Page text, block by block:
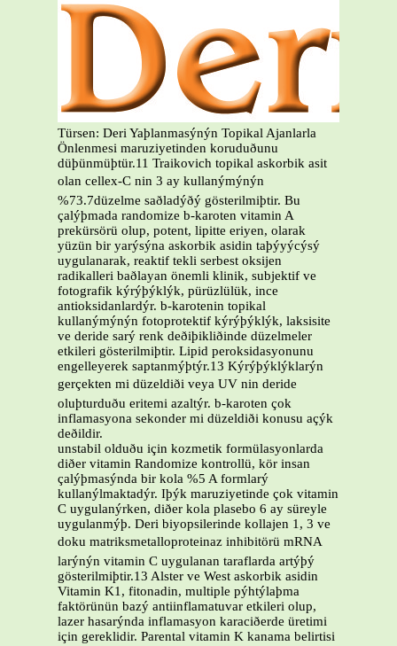
Türsen: Deri Yaþlanmasýnýn Topikal Ajanlarla
Önlenmesi maruziyetinden koruduðunu
düþünmüþtür.11 Traikovich topikal askorbik asit
olan cellex-C nin 3 ay kullanýmýnýn
%73.7düzelme saðladýðý gösterilmiþtir. Bu
çalýþmada randomize b-karoten vitamin A
prekürsörü olup, potent, lipitte eriyen, olarak
yüzün bir yarýsýna askorbik asidin taþýyýcýsý
uygulanarak, reaktif tekli serbest oksijen
radikalleri baðlayan önemli klinik, subjektif ve
fotografik kýrýþýklýk, pürüzlülük, ince
antioksidanlardýr. b-karotenin topikal
kullanýmýnýn fotoprotektif kýrýþýklýk, laksisite
ve deride sarý renk deðiþikliðinde düzelmeler
etkileri gösterilmiþtir. Lipid peroksidasyonunu
engelleyerek saptanmýþtýr.13 Kýrýþýklýklarýn
gerçekten mi düzeldiði veya UV nin deride
oluþturduðu eritemi azaltýr. b-karoten çok
inflamasyona sekonder mi düzeldiði konusu açýk
deðildir.
unstabil olduðu için kozmetik formülasyonlarda
diðer vitamin Randomize kontrollü, kör insan
çalýþmasýnda bir kola %5 A formlarý
kullanýlmaktadýr. Iþýk maruziyetinde çok vitamin
C uygulanýrken, diðer kola plasebo 6 ay süreyle
uygulanmýþ. Deri biyopsilerinde kollajen 1, 3 ve
doku matriksmetalloproteinaz inhibitörü mRNA
larýnýn vitamin C uygulanan taraflarda artýþý
gösterilmiþtir.13 Alster ve West askorbik asidin
Vitamin K1, fitonadin, multiple pýhtýlaþma
faktörünün bazý antiinflamatuvar etkileri olup,
lazer hasarýnda inflamasyon karaciðerde üretimi
için gereklidir. Parental vitamin K kanama belirtisi